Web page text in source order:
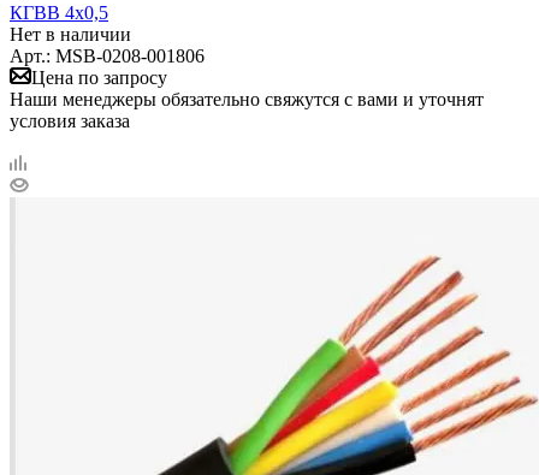
КГВВ 4х0,5
Нет в наличии
Арт.: MSB-0208-001806
Цена по запросу
Наши менеджеры обязательно свяжутся с вами и уточнят
условия заказа